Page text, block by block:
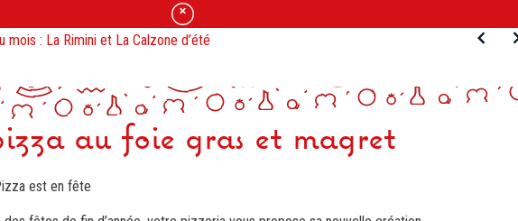
mois : La Rimini et La Calzone d’été
en Click & Collect jusqu’à 17h30 le jour même.
Suggestions de pizzas
au foie gras et magret
est en fête